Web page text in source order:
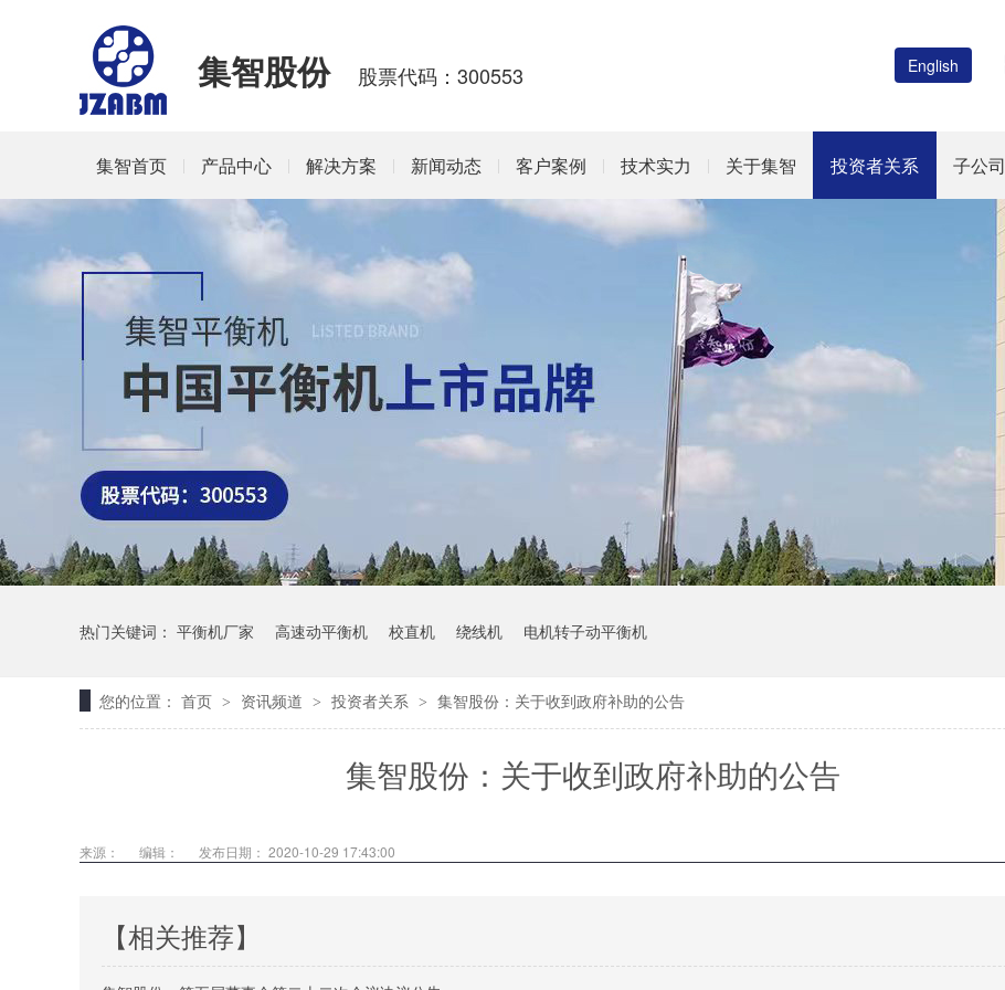
集智股份 股票代码：300553 English
集智首页 产品中心 解决方案 新闻动态 客户案例 技术实力 关于集智 投资者关系 子公司
热门关键词： 平衡机厂家 高速动平衡机 校直机 绕线机 电机转子动平衡机
您的位置： 首页 > 资讯频道 > 投资者关系 > 集智股份：关于收到政府补助的公告
集智股份：关于收到政府补助的公告
来源： 编辑： 发布日期： 2020-10-29 17:43:00
【相关推荐】